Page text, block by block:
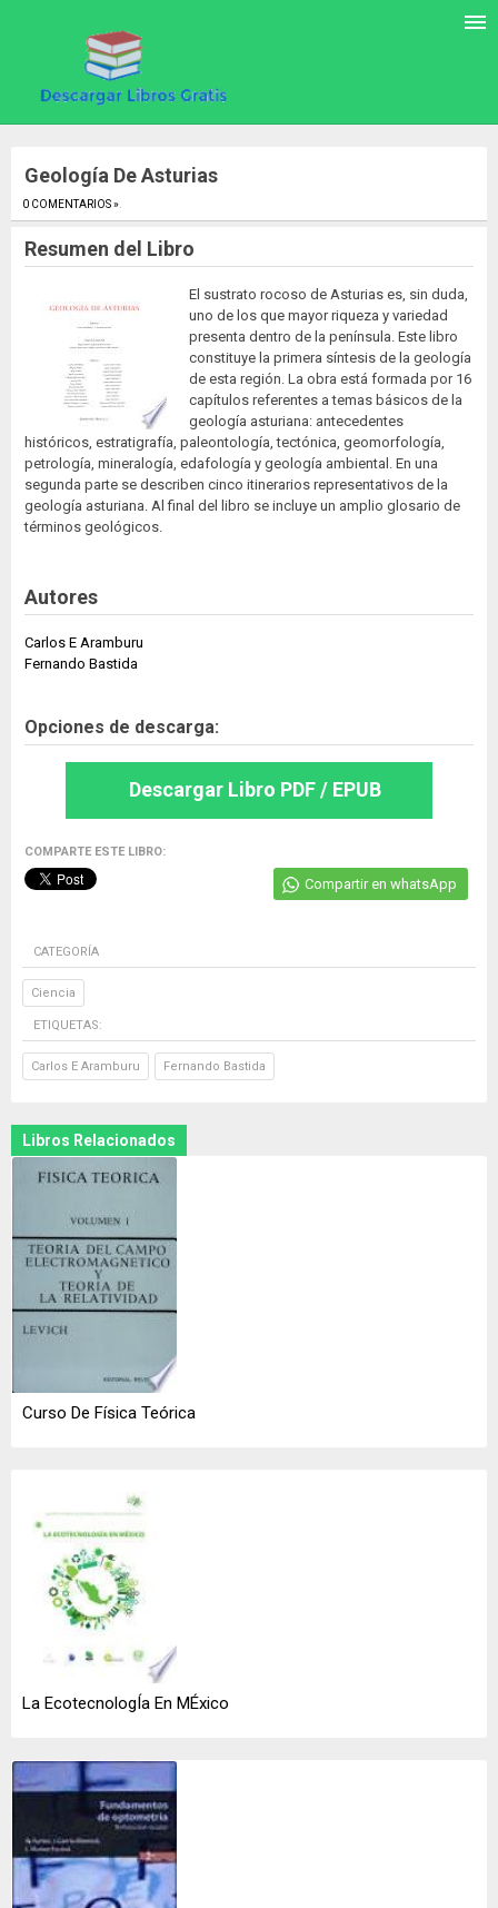
Geología De Asturias
0 COMENTARIOS ».
Resumen del Libro
El sustrato rocoso de Asturias es, sin duda,
uno de los que mayor riqueza y variedad
presenta dentro de la península. Este libro
constituye la primera síntesis de la geología
de esta región. La obra está formada por 16
capítulos referentes a temas básicos de la
geología asturiana: antecedentes
históricos, estratigrafía, paleontología, tectónica, geomorfología,
petrología, mineralogía, edafología y geología ambiental. En una
segunda parte se describen cinco itinerarios representativos de la
geología asturiana. Al final del libro se incluye un amplio glosario de
términos geológicos.
Autores
Carlos E Aramburu
Fernando Bastida
Opciones de descarga:
Descargar Libro PDF / EPUB
COMPARTE ESTE LIBRO:
Compartir en whatsApp
CATEGORÍA
Ciencia
ETIQUETAS:
Carlos E Aramburu Fernando Bastida
Libros Relacionados
Curso De Física Teórica
La EcotecnologÍa En MÉxico